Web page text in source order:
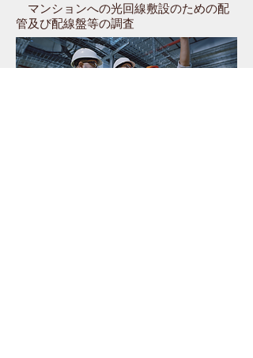
マンションへの光回線敷設のための配
管及び配線盤等の調査